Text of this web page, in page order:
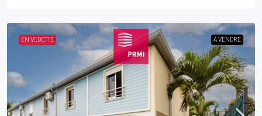
EN VEDETTE A VENDRE